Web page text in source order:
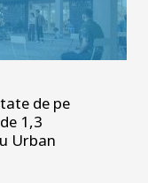
de pe
1,3
Urban